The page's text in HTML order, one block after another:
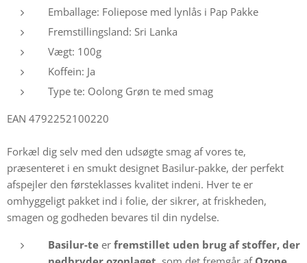
Emballage: Foliepose med lynlås i Pap Pakke
Fremstillingsland: Sri Lanka
Vægt: 100g
Koffein: Ja
Type te: Oolong Grøn te med smag
EAN 4792252100220
Forkæl dig selv med den udsøgte smag af vores te,
præsenteret i en smukt designet Basilur-pakke, der perfekt
afspejler den førsteklasses kvalitet indeni. Hver te er
omhyggeligt pakket ind i folie, der sikrer, at friskheden,
smagen og godheden bevares til din nydelse.
Basilur-te er fremstillet uden brug af stoffer, der